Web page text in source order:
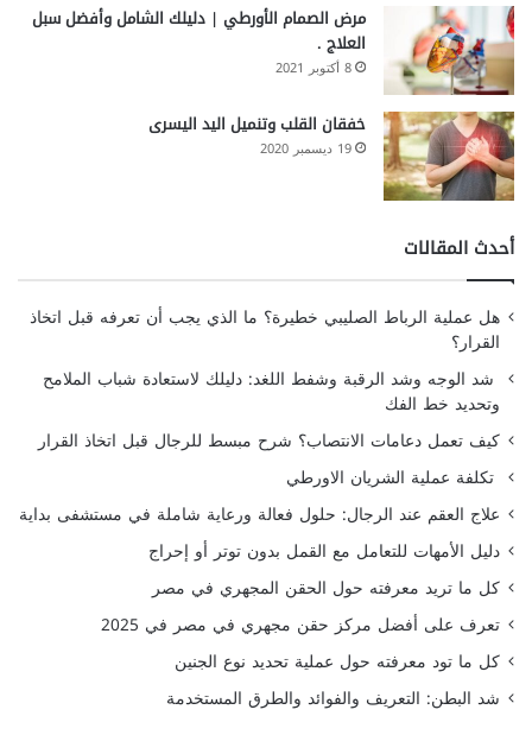
مرض الصمام الأورطي | دليلك الشامل وأفضل سبل
العلاج .
8 أكتوبر 2021
خفقان القلب وتنميل اليد اليسرى
19 ديسمبر 2020
أحدث المقالات
هل عملية الرباط الصليبي خطيرة؟ ما الذي يجب أن تعرفه قبل اتخاذ
القرار؟
شد الوجه وشد الرقبة وشفط اللغد: دليلك لاستعادة شباب الملامح
وتحديد خط الفك
كيف تعمل دعامات الانتصاب؟ شرح مبسط للرجال قبل اتخاذ القرار
تكلفة عملية الشريان الاورطي
علاج العقم عند الرجال: حلول فعالة ورعاية شاملة في مستشفى بداية
دليل الأمهات للتعامل مع القمل بدون توتر أو إحراج
كل ما تريد معرفته حول الحقن المجهري في مصر
تعرف على أفضل مركز حقن مجهري في مصر في 2025
كل ما تود معرفته حول عملية تحديد نوع الجنين
شد البطن: التعريف والفوائد والطرق المستخدمة